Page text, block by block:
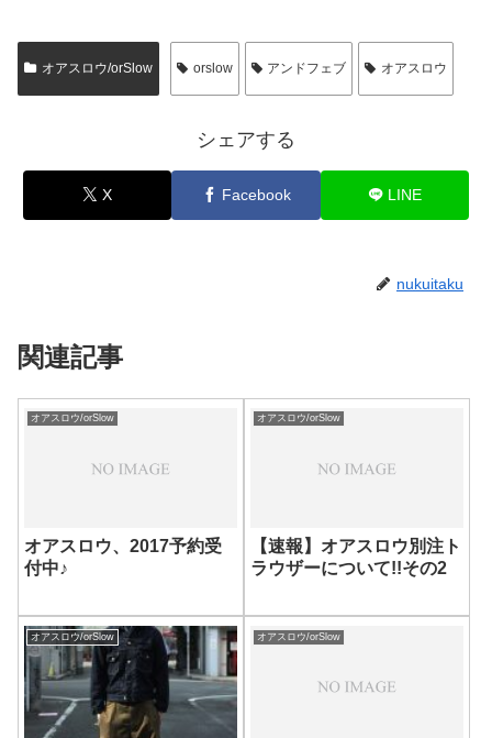
オアスロウ/orSlow orslow アンドフェブ オアスロウ
シェアする
X Facebook LINE
nukuitaku
関連記事
オアスロウ/orSlow
オアスロウ、2017予約受
付中♪
オアスロウ/orSlow
【速報】オアスロウ別注ト
ラウザーについて!!その2
オアスロウ/orSlow オアスロウ/orSlow